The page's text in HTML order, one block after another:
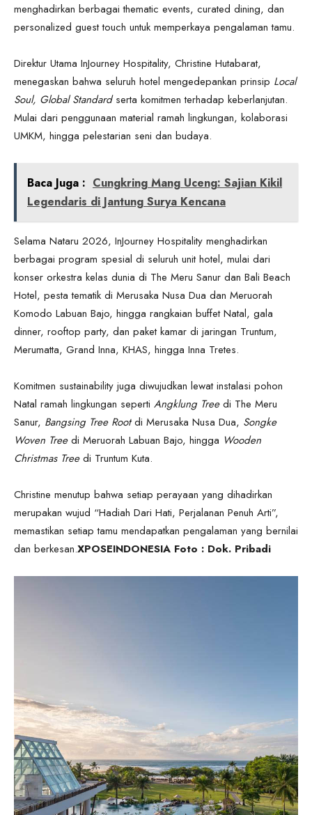
menghadirkan berbagai thematic events, curated dining, dan
personalized guest touch untuk memperkaya pengalaman tamu.
Direktur Utama InJourney Hospitality, Christine Hutabarat,
menegaskan bahwa seluruh hotel mengedepankan prinsip Local
Soul, Global Standardserta komitmen terhadap keberlanjutan.
Mulai dari penggunaan material ramah lingkungan, kolaborasi
UMKM, hingga pelestarian seni dan budaya.
Baca Juga : Cungkring Mang Uceng: Sajian Kikil
Legendaris di Jantung Surya Kencana
Selama Nataru 2026, InJourney Hospitality menghadirkan
berbagai program spesial di seluruh unit hotel, mulai dari
konser orkestra kelas dunia di The Meru Sanur dan Bali Beach
Hotel, pesta tematik di Merusaka Nusa Dua dan Meruorah
Komodo Labuan Bajo, hingga rangkaian buffet Natal, gala
dinner, rooftop party, dan paket kamar di jaringan Truntum,
Merumatta, Grand Inna, KHAS, hingga Inna Tretes.
Komitmen sustainability juga diwujudkan lewat instalasi pohon
Natal ramah lingkungan seperti Angklung Treedi The Meru
Sanur, Bangsing Tree Rootdi Merusaka Nusa Dua, Songke
Woven Treedi Meruorah Labuan Bajo, hingga Wooden
Christmas Treedi Truntum Kuta.
Christine menutup bahwa setiap perayaan yang dihadirkan
merupakan wujud “Hadiah Dari Hati, Perjalanan Penuh Arti”,
memastikan setiap tamu mendapatkan pengalaman yang bernilai
dan berkesan.XPOSEINDONESIA Foto : Dok. Pribadi